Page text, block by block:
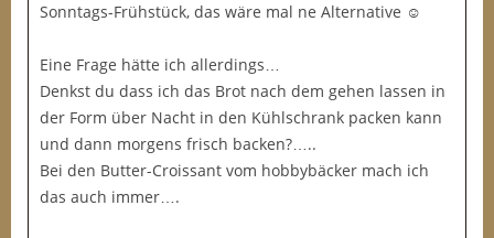
Sonntags-Frühstück, das wäre mal ne Alternative ☺️
Eine Frage hätte ich allerdings…
Denkst du dass ich das Brot nach dem gehen lassen in
der Form über Nacht in den Kühlschrank packen kann
und dann morgens frisch backen?…..
Bei den Butter-Croissant vom hobbybäcker mach ich
das auch immer….